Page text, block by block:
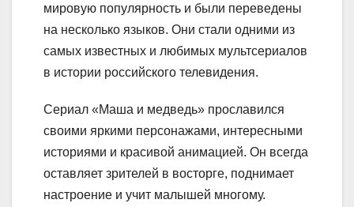
мировую популярность и были переведены
на несколько языков. Они стали одними из
самых известных и любимых мультсериалов
в истории российского телевидения.
Сериал «Маша и медведь» прославился
своими яркими персонажами, интересными
историями и красивой анимацией. Он всегда
оставляет зрителей в восторге, поднимает
настроение и учит малышей многому.